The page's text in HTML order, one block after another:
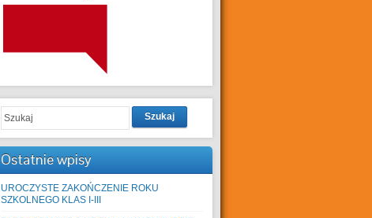
Szukaj
Ostatnie wpisy
UROCZYSTE ZAKOŃCZENIE ROKU
SZKOLNEGO KLAS I-III